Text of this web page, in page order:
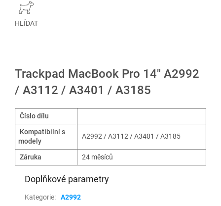
HLÍDAT
Trackpad MacBook Pro 14" A2992
/ A3112 / A3401 / A3185
Číslo dílu
Kompatibilní s
modely
A2992 / A3112 / A3401 / A3185
Záruka 24 měsíců
Doplňkové parametry
Kategorie:
A2992